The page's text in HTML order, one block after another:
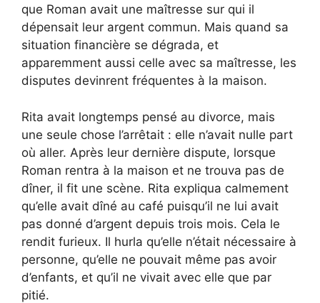
que Roman avait une maîtresse sur qui il
dépensait leur argent commun. Mais quand sa
situation financière se dégrada, et
apparemment aussi celle avec sa maîtresse, les
disputes devinrent fréquentes à la maison.
Rita avait longtemps pensé au divorce, mais
une seule chose l’arrêtait : elle n’avait nulle part
où aller. Après leur dernière dispute, lorsque
Roman rentra à la maison et ne trouva pas de
dîner, il fit une scène. Rita expliqua calmement
qu’elle avait dîné au café puisqu’il ne lui avait
pas donné d’argent depuis trois mois. Cela le
rendit furieux. Il hurla qu’elle n’était nécessaire à
personne, qu’elle ne pouvait même pas avoir
d’enfants, et qu’il ne vivait avec elle que par
pitié.